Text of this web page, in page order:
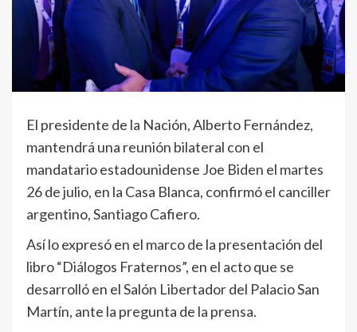
El presidente de la Nación, Alberto Fernández,
mantendrá una reunión bilateral con el
mandatario estadounidense Joe Biden el martes
26 de julio, en la Casa Blanca, confirmó el canciller
argentino, Santiago Cafiero.
Así lo expresó en el marco de la presentación del
libro “Diálogos Fraternos”, en el acto que se
desarrolló en el Salón Libertador del Palacio San
Martín, ante la pregunta de la prensa.